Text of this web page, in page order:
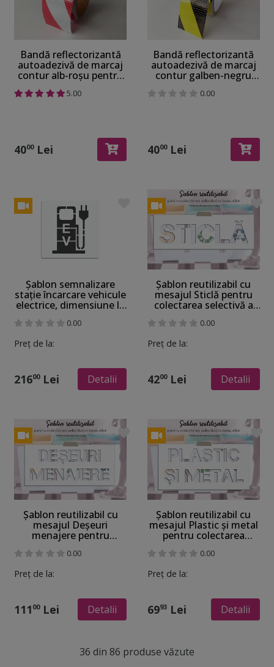
Bandă reflectorizantă
autoadezivă de marcaj
contur alb-roșu pentru
siguranța rutieră, rolă 5
cm x 5 m
5.00
4000Lei
Bandă reflectorizantă
autoadezivă de marcaj
contur galben-negru
pentru siguranța
rutieră, rolă 5 cm x 5 m
0.00
4000Lei
Șablon semnalizare
stație încarcare vehicule
electrice, dimensiune la
0.00
Preț de la:
21600Lei Detalii
Șablon reutilizabil cu
mesajul Sticlă pentru
colectarea selectivă a
containere, tomberoane
comandă
0.00
Preț de la:
4200Lei Detalii
Șablon reutilizabil cu
mesajul Deșeuri
menajere pentru
colectarea selectivă a
deșeurilor pentru
și pubele, dimensiune la
0.00
Preț de la:
111 00Lei Detalii
Șablon reutilizabil cu
mesajul Plastic și metal
pentru colectarea
selectivă a deșeurilor
pentru containere,
dimensiune la comandă
0.00
Preț de la:
6993Lei Detalii
36 din 86 produse văzute